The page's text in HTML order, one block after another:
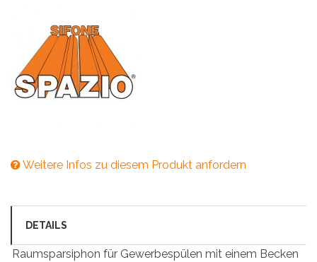
Weitere Infos zu diesem Produkt anfordern
DETAILS
Raumsparsiphon für Gewerbespülen mit einem Becken